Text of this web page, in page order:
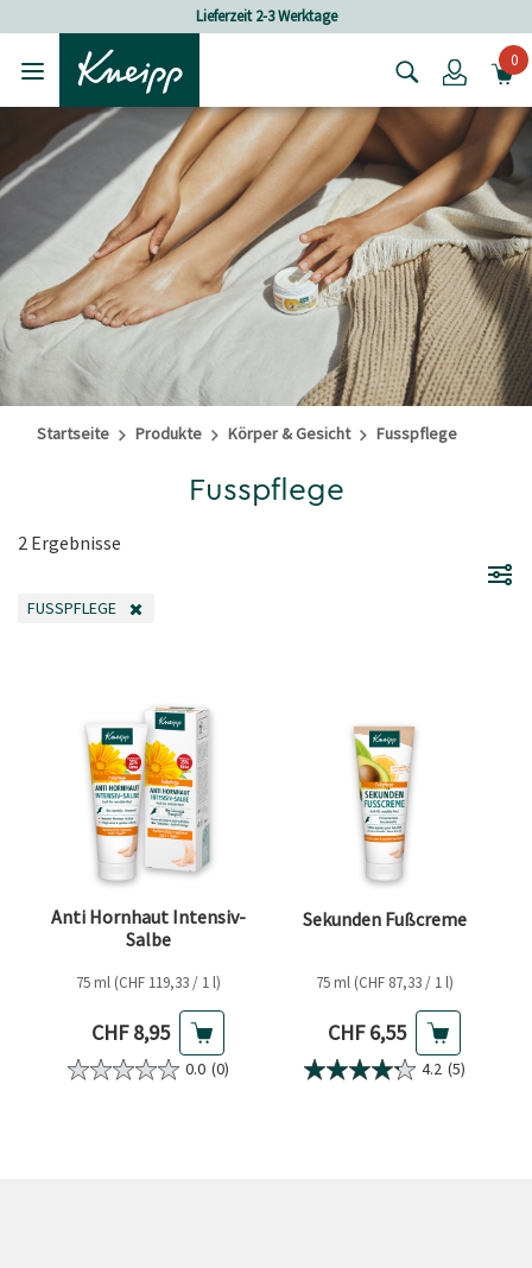
Lieferzeit 2-3 Werktage
Login0
Startseite Produkte Körper & Gesicht Fusspflege
Fusspflege
2 Ergebnisse
FUSSPFLEGE
Anti Hornhaut Intensiv-
Salbe
75 ml (CHF 119,33 / 1 l)
Aktueller Preis
CHF 8,95
0.0 (0)
Sekunden Fußcreme
75 ml (CHF 87,33 / 1 l)
Aktueller Preis
CHF 6,55
4.2 (5)